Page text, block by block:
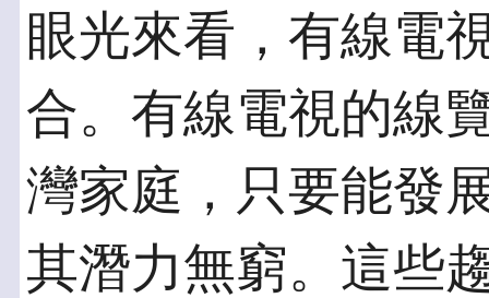
眼光來看，有線電
合。有線電視的線
灣家庭，只要能發
其潛力無窮。這些